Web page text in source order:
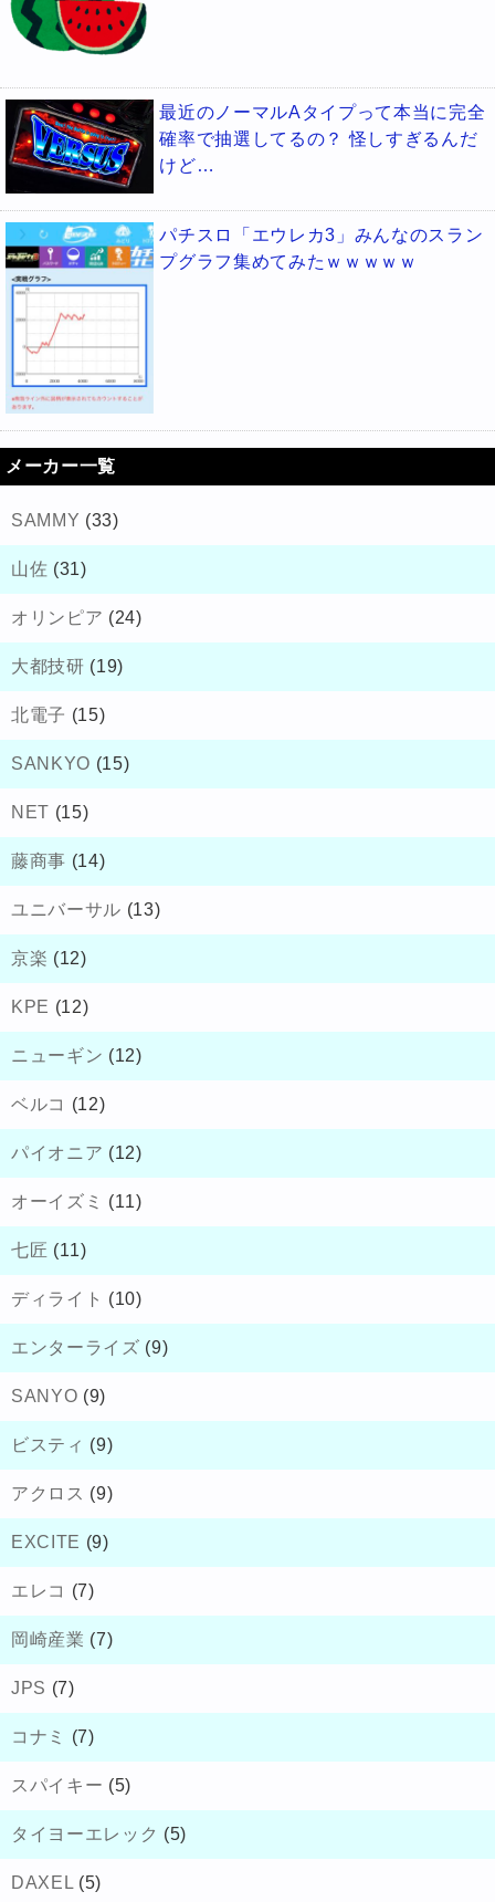
最近のノーマルAタイプって本当に完全
確率で抽選してるの？ 怪しすぎるんだ
けど…
パチスロ「エウレカ3」みんなのスラン
プグラフ集めてみたｗｗｗｗｗ
メーカー一覧
SAMMY (33)
山佐 (31)
オリンピア (24)
大都技研 (19)
北電子 (15)
SANKYO (15)
NET (15)
藤商事 (14)
ユニバーサル (13)
京楽 (12)
KPE (12)
ニューギン (12)
ベルコ (12)
パイオニア (12)
オーイズミ (11)
七匠 (11)
ディライト (10)
エンターライズ (9)
SANYO (9)
ビスティ (9)
アクロス (9)
EXCITE (9)
エレコ (7)
岡崎産業 (7)
JPS (7)
コナミ (7)
スパイキー (5)
タイヨーエレック (5)
DAXEL (5)